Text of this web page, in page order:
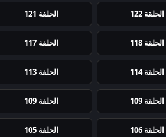
الحلقة 122 الحلقة 121
الحلقة 118 الحلقة 117
الحلقة 114 الحلقة 113
الحلقة 109 الحلقة 109
الحلقة 106 الحلقة 105